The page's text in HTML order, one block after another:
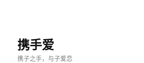
携手爱
携子之手，与子爱恋